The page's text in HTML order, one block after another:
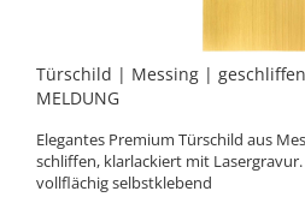
Tür­schild | Mes­sing |
MEL­DUNG
Ele­gan­tes Pre­mi­um Tür­schild aus
schlif­fen, klar­la­ckiert mit
voll­flä­chig selbst­kle­bend